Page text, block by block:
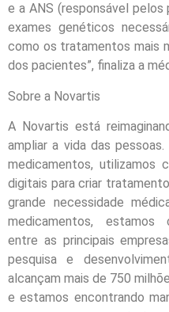
e a ANS (responsável
exames genéticos
como os tratamentos mais
dos pacientes”, finaliza a
Sobre a Novartis
A Novartis está
ampliar a vida das
medicamentos, utilizamos
digitais para criar
grande necessidade
medicamentos, estamos
entre as principais
pesquisa e
alcançam mais de 750
e estamos encontrando